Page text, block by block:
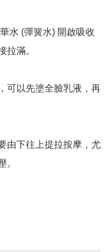
水 (彈簧水) 開啟吸收
拉滿。
可以先塗全臉乳液，再
由下往上提拉按摩，尤
。